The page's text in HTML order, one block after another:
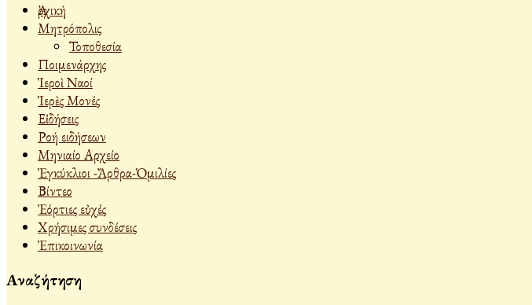
Ἀρχική
Μητρόπολις
Τοποθεσία
Ποιμενάρχης
Ἱεροὶ Ναοί
Ἱερὲς Μονές
Εἰδήσεις
Ροή ειδήσεων
Μηνιαίο Αρχείο
Ἐγκύκλιοι -Ἄρθρα-Ὁμιλίες
Βίντεο
Ἐόρτιες εὐχές
Χρήσιμες συνδέσεις
Ἐπικοινωνία
Αναζήτηση